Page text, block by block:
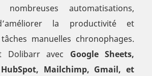
automatisations,
la productivité et
manuelles chronophages.
Dolibarr avec Google Sheets,
Mailchimp, Gmail, et